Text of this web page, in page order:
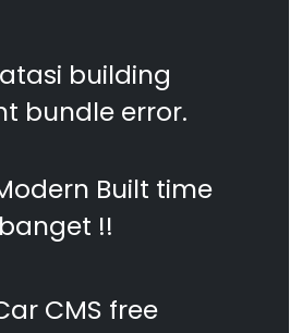
building
bundle error.
Built time
!!
CMS free